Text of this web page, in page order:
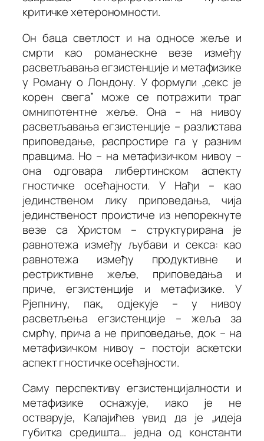
критичке хетерономности.
Он баца светлост и на односе жеље и
смрти као романескне везе између
расветљавања егзистенције и метафизике
у Роману о Лондону. У формули „секс је
корен свега” може се потражити траг
омнипотентне жеље. Она – на нивоу
расветљавања егзистенције – разлистава
приповедање, распростире га у разним
правцима. Но – на метафизичком нивоу –
она одговара либертинском аспекту
гностичке осећајности. У Нађи – као
јединственом лику приповедања, чија
јединственост проистиче из непорекнуте
везе са Христом – структурирана је
равнотежа између љубави и секса: као
равнотежа између продуктивне и
рестриктивне жеље, приповедања и
приче, егзистенције и метафизике. У
Рјепнину, пак, одјекује – у нивоу
расветљења егзистенције – жеља за
смрћу, прича а не приповедање, док – на
метафизичком нивоу – постоји аскетски
аспект гностичке осећајности.
Саму перспективу егзистенцијалности и
метафизике оснажује, иако је не
остварује, Калајићев увид да је „идеја
губитка средишта… једна од константи